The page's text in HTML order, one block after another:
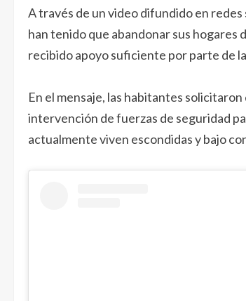
A través de un video difundido en
han tenido que abandonar sus hogares
recibido apoyo suficiente por parte de
En el mensaje, las habitantes
intervención de fuerzas de seguridad
actualmente viven escondidas y bajo